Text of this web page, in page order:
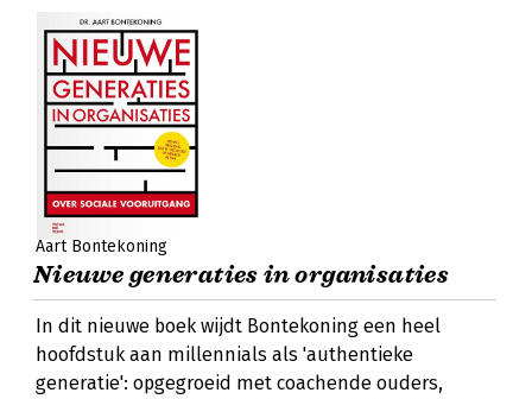
Aart Bontekoning
Nieuwe generaties in organisaties
In dit nieuwe boek wijdt Bontekoning een heel
hoofdstuk aan millennials als 'authentieke
generatie': opgegroeid met coachende ouders,